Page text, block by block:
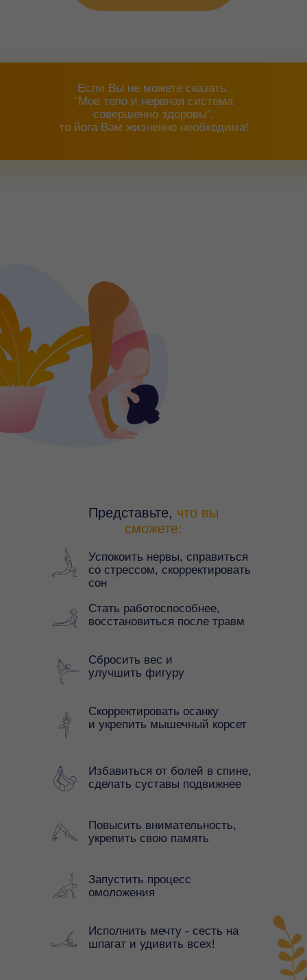
Если Вы не можете сказать:
"Мое тело и нервная система
совершенно здоровы",
то йога Вам жизненно необходима!
Успокоить нервы, справиться
со стрессом, скорректировать
сон
Стать работоспособнее,
восстановиться после травм
Сбросить вес и
улучшить фигуру
Скорректировать осанку
и укрепить мышечный корсет
Избавиться от болей в спине,
сделать суставы подвижнее
Повысить внимательность,
укрепить свою память
Запустить процесс
омоложения
Исполнить мечту - сесть на
шпагат и удивить всех!
Представьте, что вы
сможете: